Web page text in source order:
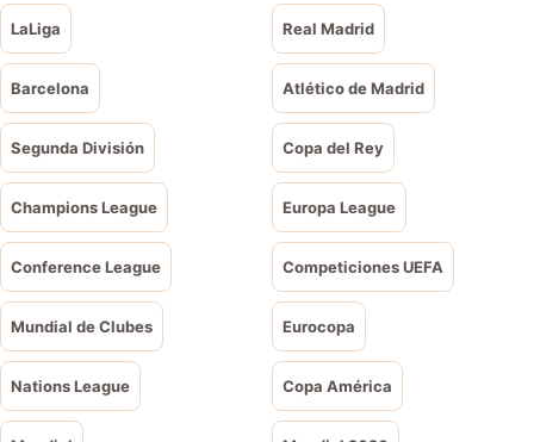
LaLiga Real Madrid
Barcelona Atlético de Madrid
Segunda División Copa del Rey
Champions League Europa League
Conference League Competiciones UEFA
Mundial de Clubes Eurocopa
Nations League Copa América